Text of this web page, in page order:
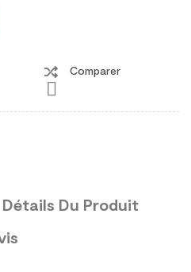

Comparer
Détails Du Produit